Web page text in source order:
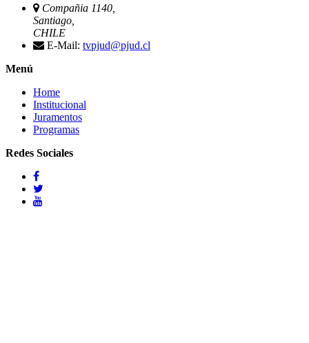
Compañia 1140,
Santiago,
CHILE
E-Mail: tvpjud@pjud.cl
Menú
Home
Institucional
Juramentos
Programas
Redes Sociales